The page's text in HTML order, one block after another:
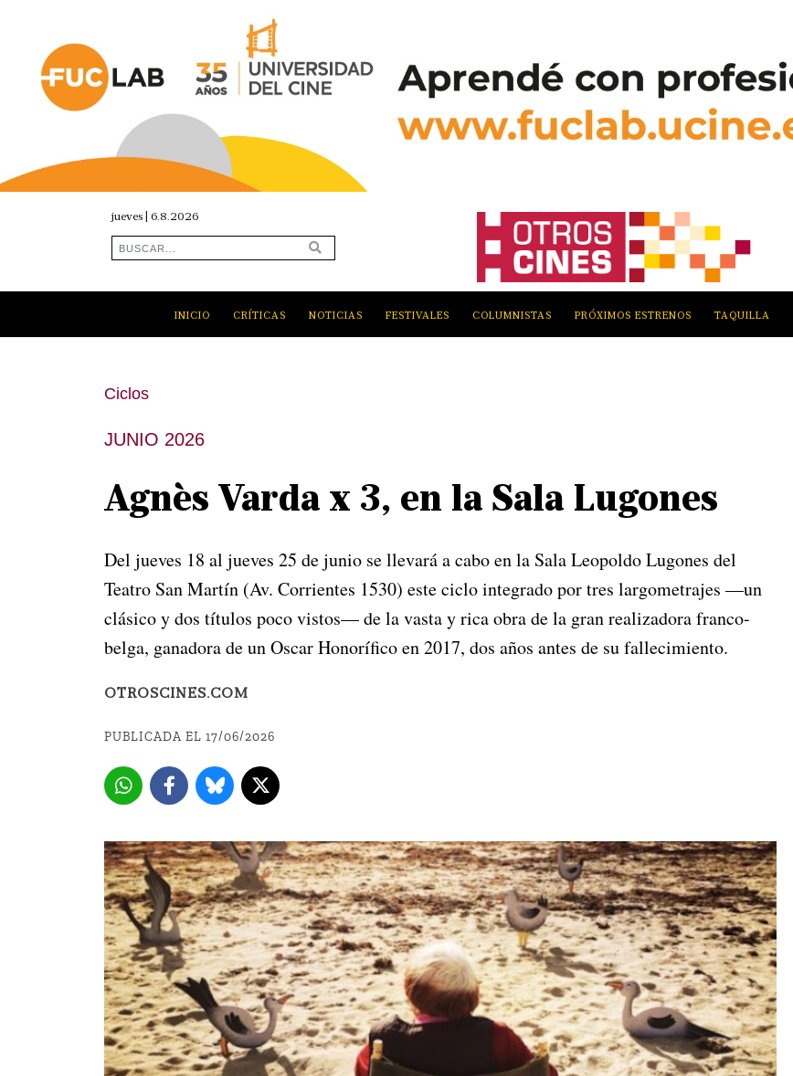
jueves | 6.8.2026
INICIO CRÍTICAS NOTICIAS FESTIVALES COLUMNISTAS PRÓXIMOS ESTRENOS TAQUILLA
Ciclos
JUNIO 2026
Agnès Varda x 3, en la Sala Lugones
Del jueves 18 al jueves 25 de junio se llevará a cabo en la Sala Leopoldo Lugones del
Teatro San Martín (Av. Corrientes 1530) este ciclo integrado por tres largometrajes —un
clásico y dos títulos poco vistos— de la vasta y rica obra de la gran realizadora franco-
belga, ganadora de un Oscar Honorífico en 2017, dos años antes de su fallecimiento.
OTROSCINES.COM
PUBLICADA EL 17/06/2026